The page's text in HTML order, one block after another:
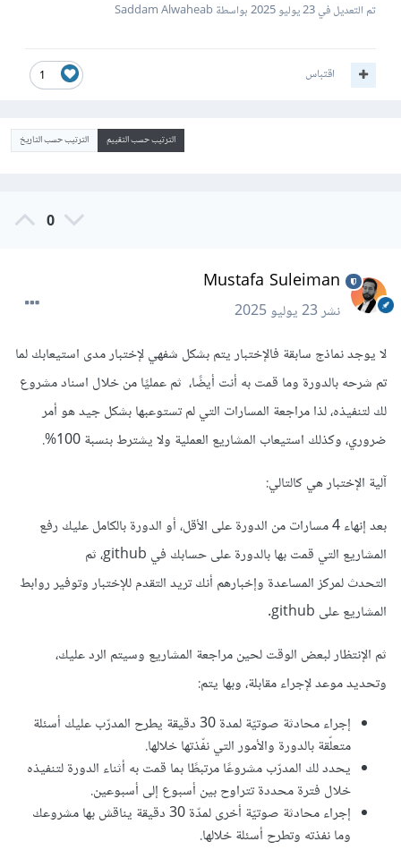
تم التعديل في23 يوليو 2025 بواسطة Saddam Alwaheab
1 اقتباس
الترتيب حسب التقييم الترتيب حسب التاريخ
0
Mustafa Suleiman
نشر23 يوليو 2025
لا يوجد نماذج سابقة فالإختبار يتم بشكل شفهي لإختبار مدى استيعابك لما
تم شرحه بالدورة وما قمت به أنت أيضًا، ثم عمليًا من خلال اسناد مشروع
لك لتنفيذه، لذا مراجعة المسارات التي لم تستوعبها بشكل جيد هو أمر
ضروري، وكذلك استيعاب المشاريع العملية ولا يشترط بنسبة 100%.
آلية الإختبار هي كالتالي:
بعد إنهاء 4 مسارات من الدورة على الأقل، أو الدورة بالكامل عليك رفع
المشاريع التي قمت بها بالدورة على حسابك في github، ثم
التحدث لمركز المساعدة وإخبارهم أنك تريد التقدم للإختبار وتوفير روابط
المشاريع على github.
ثم الإنتظار لبعض الوقت لحين مراجعة المشاريع وسيتم الرد عليك،
وتحديد موعد لإجراء مقابلة، وبها يتم:
إجراء محادثة صوتيّة لمدة 30 دقيقة يطرح المدرّب عليك أسئلة
متعلّقة بالدورة والأمور التي نفّذتها خلالها.
يحدد لك المدرّب مشروعًا مرتبطًا بما قمت به أثناء الدورة لتنفيذه
خلال فترة محددة تتراوح بين أسبوع إلى أسبوعين.
إجراء محادثة صوتيّة أخرى لمدّة 30 دقيقة يناقش بها مشروعك
وما نفذته وتطرح أسئلة خلالها.